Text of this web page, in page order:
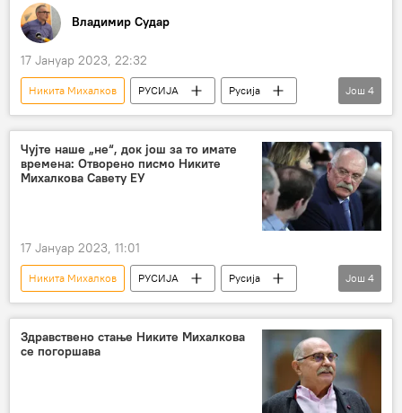
Владимир Судар
17 Јануар 2023, 22:32
Никита Михалков РУСИЈА
Русија
Русија – политика
Култура
Европска унија (ЕУ)
Божидар Зечевић
Још 4
Чујте наше „не“, док још за то имате
времена: Отворено писмо Никите
Михалкова Савету ЕУ
17 Јануар 2023, 11:01
Никита Михалков РУСИЈА
Русија
Русија – политика
Култура
Европска унија (ЕУ)
Још 4
Здравствено стање Никите Михалкова
се погоршава